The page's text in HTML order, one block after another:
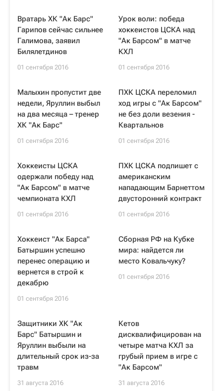
Вратарь ХК "Ак Барс"
Гарипов сейчас сильнее
Галимова, заявил
Билялетдинов
01 сентября 2016
Урок воли: победа
хоккеистов ЦСКА над
"Ак Барсом" в матче
КХЛ
01 сентября 2016
Малыхин пропустит две
недели, Яруллин выбыл
на два месяца – тренер
ХК "Ак Барс"
01 сентября 2016
ПХК ЦСКА переломил
ход игры с "Ак Барсом"
не без доли везения -
Квартальнов
01 сентября 2016
Хоккеисты ЦСКА
одержали победу над
"Ак Барсом" в матче
чемпионата КХЛ
01 сентября 2016
ПХК ЦСКА подпишет с
американским
нападающим Барнеттом
двусторонний контракт
01 сентября 2016
Хоккеист "Ак Барса"
Батыршин успешно
перенес операцию и
вернется в строй к
декабрю
01 сентября 2016
Сборная РФ на Кубке
мира: найдется ли
место Ковальчуку?
01 сентября 2016
Защитники ХК "Ак
Барс" Батыршин и
Яруллин выбыли на
длительный срок из-за
травм
31 августа 2016
Кетов
дисквалифицирован на
четыре матча КХЛ за
грубый прием в игре с
"Ак Барсом"
31 августа 2016